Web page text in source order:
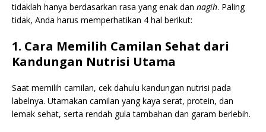
tidaklah hanya berdasarkan rasa yang enak dan nagih. Paling
tidak, Anda harus memperhatikan 4 hal berikut:
1. Cara Memilih Camilan Sehat dari
Kandungan Nutrisi Utama
Saat memilih camilan, cek dahulu kandungan nutrisi pada
labelnya. Utamakan camilan yang kaya serat, protein, dan
lemak sehat, serta rendah gula tambahan dan garam berlebih.